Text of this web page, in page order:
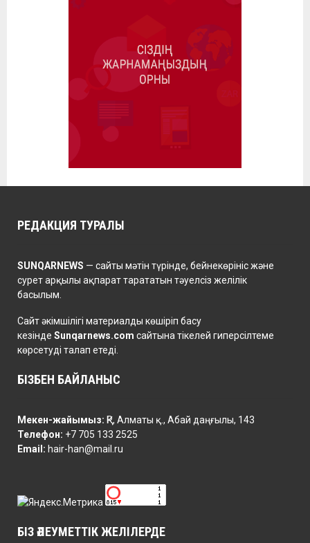
РЕДАКЦИЯ ТУРАЛЫ
SUNQARNEWS — сайты мәтін түрінде, бейнекөрініс және
сурет арқылы ақпарат тарататын тәуелсіз желілік
басылым.
Сайт әкімшілігі материалды көшіріп басу
кезінде Sunqarnews.com сайтына тікелей гиперсілтеме
көрсетуді талап етеді.
БІЗБЕН БАЙЛАНЫС
Мекен-жайымыз: ҚР, Алматы қ., Абай даңғылы, 143
Телефон: +7 705 133 2525
Email: hair-han@mail.ru
БІЗ ӘЛЕУМЕТТІК ЖЕЛІЛЕРДЕ